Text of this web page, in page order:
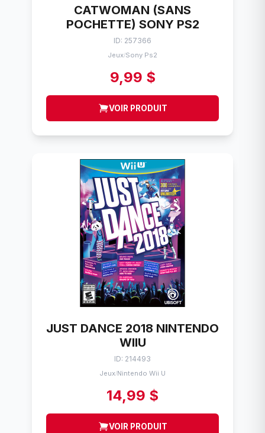
CATWOMAN (SANS
POCHETTE) SONY PS2
ID: 257366
Jeux/Sony Ps2
9,99 $
VOIR PRODUIT
JUST DANCE 2018 NINTENDO
WIIU
ID: 214493
Jeux/Nintendo Wii U
14,99 $
VOIR PRODUIT